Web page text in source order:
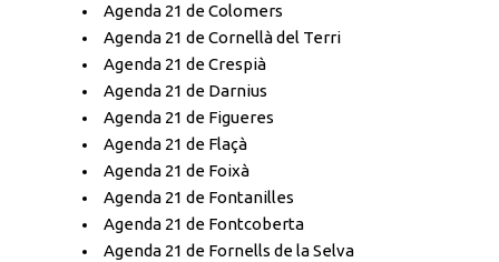
Agenda 21 de Colomers
Agenda 21 de Cornellà del Terri
Agenda 21 de Crespià
Agenda 21 de Darnius
Agenda 21 de Figueres
Agenda 21 de Flaçà
Agenda 21 de Foixà
Agenda 21 de Fontanilles
Agenda 21 de Fontcoberta
Agenda 21 de Fornells de la Selva